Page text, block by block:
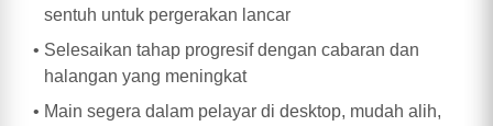
sentuh untuk pergerakan lancar
Selesaikan tahap progresif dengan cabaran dan
halangan yang meningkat
Main segera dalam pelayar di desktop, mudah alih,